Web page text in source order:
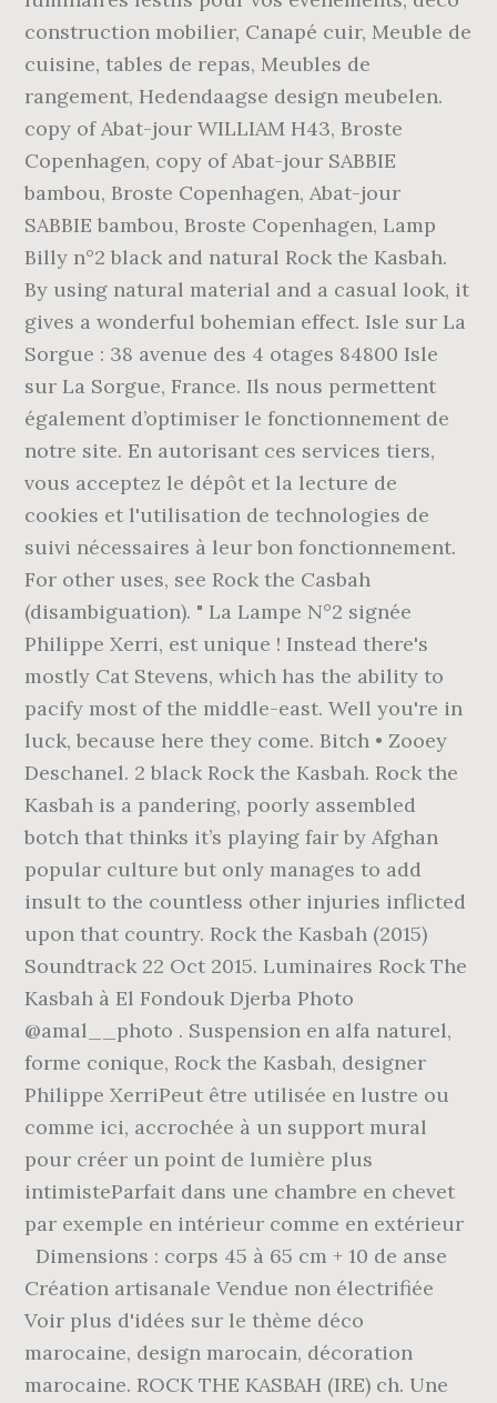
construction mobilier, Canapé cuir, Meuble de
cuisine, tables de repas, Meubles de
rangement, Hedendaagse design meubelen.
copy of Abat-jour WILLIAM H43, Broste
Copenhagen, copy of Abat-jour SABBIE
bambou, Broste Copenhagen, Abat-jour
SABBIE bambou, Broste Copenhagen, Lamp
Billy n°2 black and natural Rock the Kasbah.
By using natural material and a casual look, it
gives a wonderful bohemian effect. Isle sur La
Sorgue : 38 avenue des 4 otages 84800 Isle
sur La Sorgue, France. Ils nous permettent
également d’optimiser le fonctionnement de
notre site. En autorisant ces services tiers,
vous acceptez le dépôt et la lecture de
cookies et l'utilisation de technologies de
suivi nécessaires à leur bon fonctionnement.
For other uses, see Rock the Casbah
(disambiguation). " La Lampe N°2 signée
Philippe Xerri, est unique ! Instead there's
mostly Cat Stevens, which has the ability to
pacify most of the middle-east. Well you're in
luck, because here they come. Bitch • Zooey
Deschanel. 2 black Rock the Kasbah. Rock the
Kasbah is a pandering, poorly assembled
botch that thinks it’s playing fair by Afghan
popular culture but only manages to add
insult to the countless other injuries inflicted
upon that country. Rock the Kasbah (2015)
Soundtrack 22 Oct 2015. Luminaires Rock The
Kasbah à El Fondouk Djerba Photo
@amal__photo . Suspension en alfa naturel,
forme conique, Rock the Kasbah, designer
Philippe XerriPeut être utilisée en lustre ou
comme ici, accrochée à un support mural
pour créer un point de lumière plus
intimisteParfait dans une chambre en chevet
par exemple en intérieur comme en extérieur
Dimensions : corps 45 à 65 cm + 10 de anse
Création artisanale Vendue non électrifiée
Voir plus d'idées sur le thème déco
marocaine, design marocain, décoration
marocaine. ROCK THE KASBAH (IRE) ch. Une